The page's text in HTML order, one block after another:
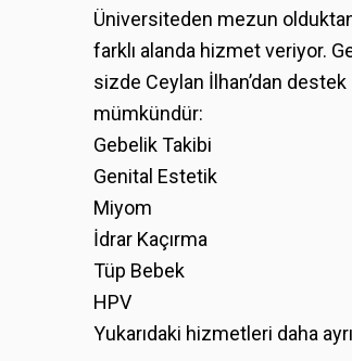
Üniversiteden mezun
farklı alanda hizmet veriyor.
sizde Ceylan İlhan’dan
mümkündür:
Gebelik Takibi
Genital Estetik
Miyom
İdrar Kaçırma
Tüp Bebek
HPV
Yukarıdaki hizmetleri daha